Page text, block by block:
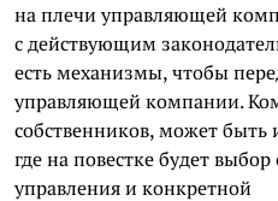
на плечи управляющей
с действующим
есть механизмы, чтобы
управляющей компании.
собственников, может
где на повестке будет
управления и конкретной